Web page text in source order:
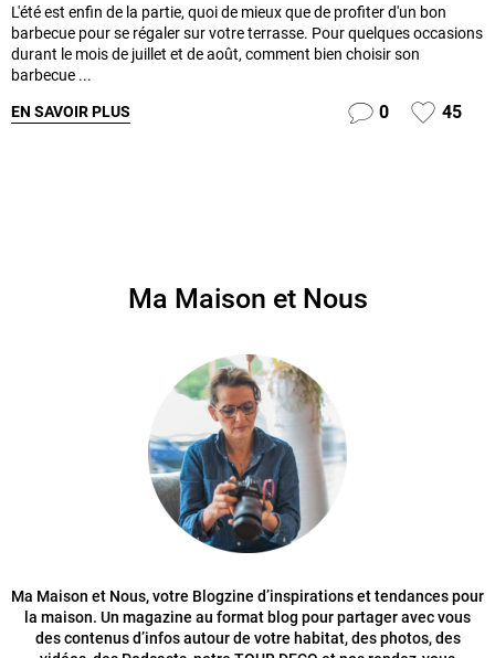
L'été est enfin de la partie, quoi de mieux que de profiter d'un bon
barbecue pour se régaler sur votre terrasse. Pour quelques occasions
durant le mois de juillet et de août, comment bien choisir son
barbecue ...
EN SAVOIR PLUS 0 45
Ma Maison et Nous
Ma Maison et Nous, votre Blogzine d’inspirations et tendances pour
la maison. Un magazine au format blog pour partager avec vous
des contenus d’infos autour de votre habitat, des photos, des